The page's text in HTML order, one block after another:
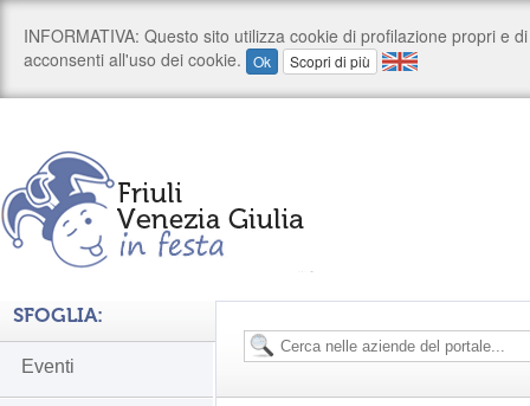
SFOGLIA:
Eventi